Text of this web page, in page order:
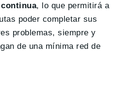
, lo que permitirá a
poder completar sus
problemas, siempre y
de una mínima red de